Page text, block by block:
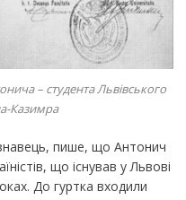
– студента Львівського
Казимра
пише, що Антонич
що існував у Львові
До гуртка входили